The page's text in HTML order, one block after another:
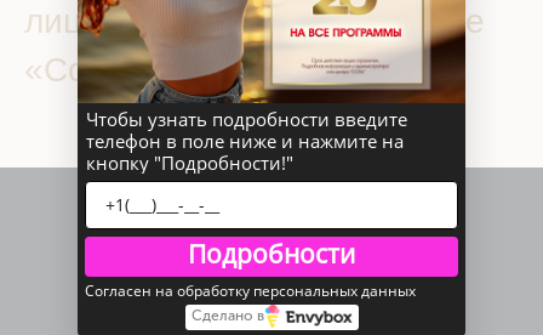
лица 50 минут в СПА салоне
«Соль»
Чтобы узнать подробности введите
телефон в поле ниже и нажмите на
кнопку "Подробности!"
Подробности
Согласен на обработку персональных данных
Сделано в